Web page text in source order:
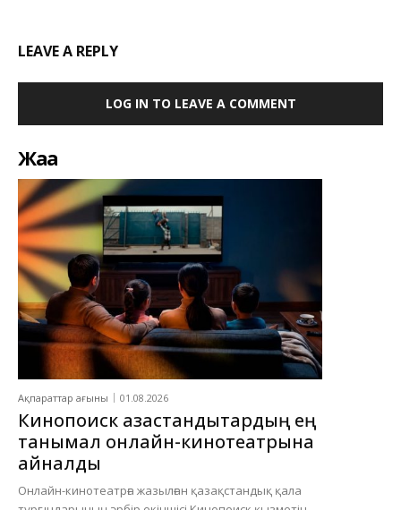
LEAVE A REPLY
LOG IN TO LEAVE A COMMENT
Жаңа
Ақпараттар ағыны 01.08.2026
Кинопоиск қазақстандықтардың ең
танымал онлайн-кинотеатрына
айналды
Онлайн-кинотеатрға жазылған қазақстандық қала